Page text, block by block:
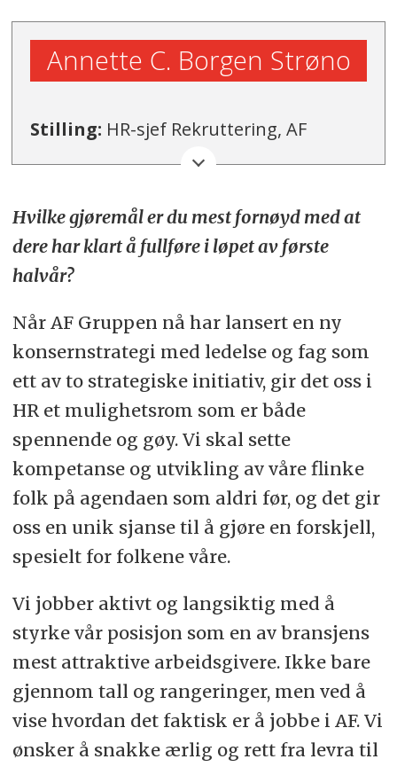
Annette C. Borgen Strøno
Stilling: HR-sjef Rekruttering, AF
Gruppen.
Bosted:
Oslo
Tidligere erfaring:HR Manager,
Advokatfirmaet Steenstrup Stordrange
(SANDS), HC Manager Europe, BW
Offshore, Recruiting consultant,
Randstad.
Utdanning:Norges Markedshøyskole.
Hvilke gjøremål er du mest fornøyd med at
dere har klart å fullføre i løpet av første
halvår?
Når AF Gruppen nå har lansert en ny
konsernstrategi med ledelse og fag som
ett av to strategiske initiativ, gir det oss i
HR et mulighetsrom som er både
spennende og gøy. Vi skal sette
kompetanse og utvikling av våre flinke
folk på agendaen som aldri før, og det gir
oss en unik sjanse til å gjøre en forskjell,
spesielt for folkene våre.
Vi jobber aktivt og langsiktig med å
styrke vår posisjon som en av bransjens
mest attraktive arbeidsgivere. Ikke bare
gjennom tall og rangeringer, men ved å
vise hvordan det faktisk er å jobbe i AF. Vi
ønsker å snakke ærlig og rett fra levra til